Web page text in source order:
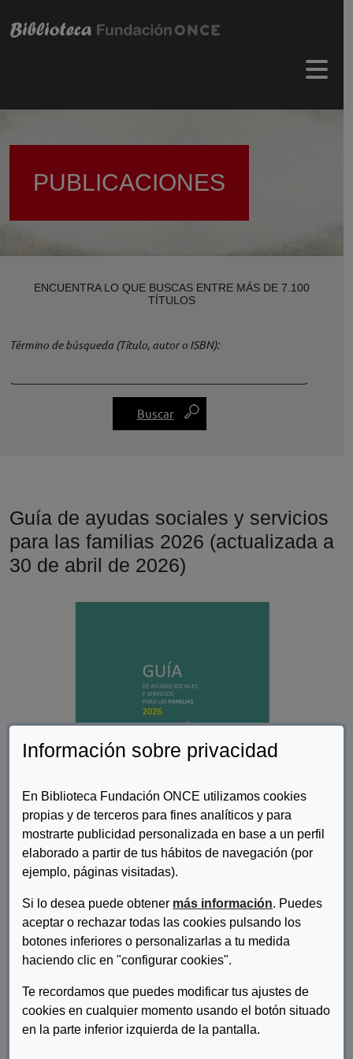
Información sobre privacidad
En Biblioteca Fundación ONCE utilizamos cookies
propias y de terceros para fines analíticos y para
mostrarte publicidad personalizada en base a un perfil
elaborado a partir de tus hábitos de navegación (por
ejemplo, páginas visitadas).
Si lo desea puede obtener más información. Puedes
aceptar o rechazar todas las cookies pulsando los
botones inferiores o personalizarlas a tu medida
haciendo clic en "configurar cookies".
Te recordamos que puedes modificar tus ajustes de
cookies en cualquier momento usando el botón situado
en la parte inferior izquierda de la pantalla.
PUBLICACIONES
ENCUENTRA LO QUE BUSCAS ENTRE MÁS DE 7.100
TÍTULOS
Término de búsqueda (Título, autor o ISBN)
Guía de ayudas sociales y servicios
para las familias 2026 (actualizada a
30 de abril de 2026)
Ministerio de Derechos Sociales, Consumo y Agenda
2030
Descripcion:
materia de derechos y servicios para las familias, integrando y
ordenando la información más relevante para facilitar a la
ciudadanía y personas interesadas el acceso a la misma, todo